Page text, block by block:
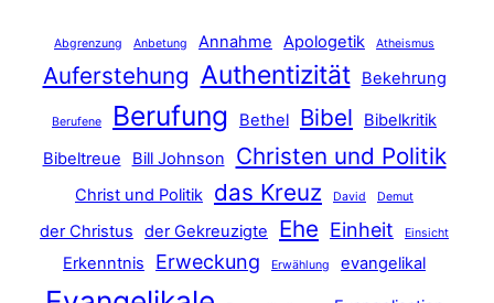
Abgrenzung Anbetung Annahme Apologetik Atheismus
Auferstehung Authentizität Bekehrung
Berufene Berufung Bethel Bibel
Bibelkritik
Bibeltreue
Bill Johnson Christen und Politik
Christ und Politik das Kreuz David Demut
der Christus der Gekreuzigte Ehe Einheit Einsicht
Erkenntnis Erweckung Erwählung evangelikal